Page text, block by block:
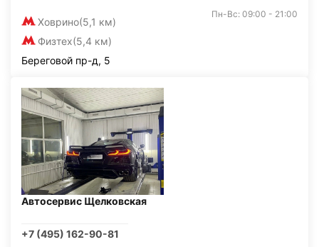
Ховрино(5,1 км)
Физтех(5,4 км)
Пн-Вс: 09:00 - 21:00
Береговой пр-д, 5
Автосервис Щелковская
+7 (495) 162-90-81